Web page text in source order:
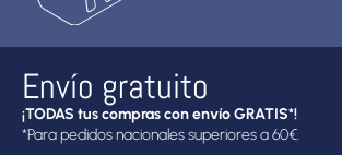
Envío gratuito
¡TODAS tus compras con envío GRATIS*!
*Para pedidos nacionales superiores a 60€.